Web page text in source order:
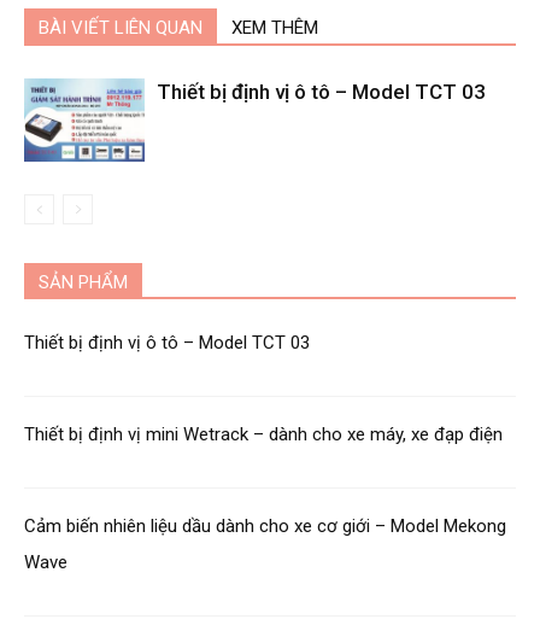
BÀI VIẾT LIÊN QUAN XEM THÊM
Thiết bị định vị ô tô – Model TCT 03
SẢN PHẨM
Thiết bị định vị ô tô – Model TCT 03
Thiết bị định vị mini Wetrack – dành cho xe máy, xe đạp điện
Cảm biến nhiên liệu dầu dành cho xe cơ giới – Model Mekong
Wave